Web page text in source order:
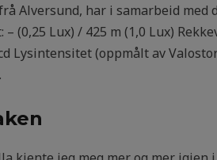
Alversund, har i samarbeid
Lux) / 425 m (1,0 Lux)
Lysintensitet (oppmålt av